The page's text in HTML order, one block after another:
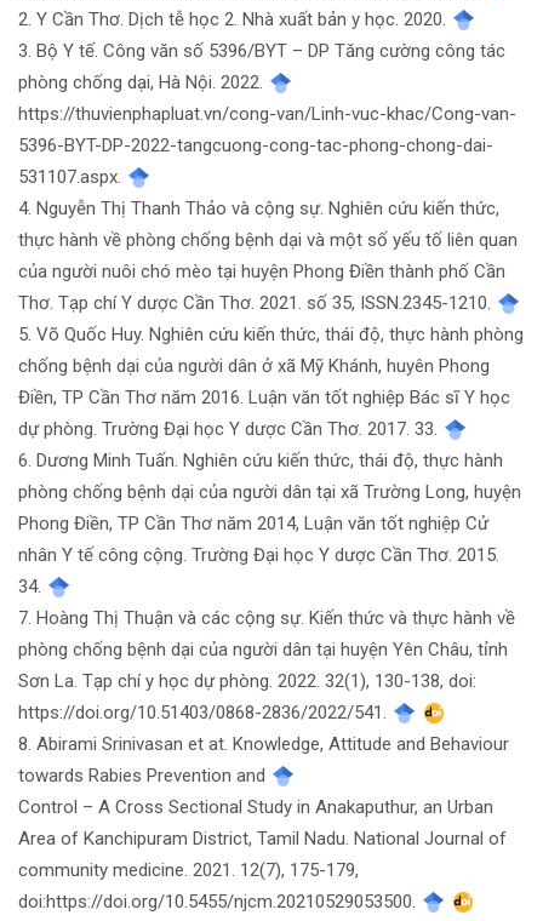
2. Y Cần Thơ. Dịch tễ học 2. Nhà xuất bản y học. 2020.
3. Bộ Y tế. Công văn số 5396/BYT – DP Tăng cường công tác
phòng chống dại, Hà Nội. 2022.
https://thuvienphapluat.vn/cong-van/Linh-vuc-khac/Cong-van-
5396-BYT-DP-2022-tangcuong-cong-tac-phong-chong-dai-
531107.aspx.
4. Nguyễn Thị Thanh Thảo và cộng sự. Nghiên cứu kiến thức,
thực hành về phòng chống bệnh dại và một số yếu tố liên quan
của người nuôi chó mèo tại huyện Phong Điền thành phố Cần
Thơ. Tạp chí Y dược Cần Thơ. 2021. số 35, ISSN.2345-1210.
5. Võ Quốc Huy. Nghiên cứu kiến thức, thái độ, thực hành phòng
chống bệnh dại của người dân ở xã Mỹ Khánh, huyên Phong
Điền, TP Cần Thơ năm 2016. Luận văn tốt nghiệp Bác sĩ Y học
dự phòng. Trường Đại học Y dược Cần Thơ. 2017. 33.
6. Dương Minh Tuấn. Nghiên cứu kiến thức, thái độ, thực hành
phòng chống bệnh dại của người dân tại xã Trường Long, huyện
Phong Điền, TP Cần Thơ năm 2014, Luận văn tốt nghiệp Cử
nhân Y tế công cộng. Trường Đại học Y dược Cần Thơ. 2015.
34.
7. Hoàng Thị Thuận và các cộng sự. Kiến thức và thực hành về
phòng chống bệnh dại của người dân tại huyện Yên Châu, tỉnh
Sơn La. Tạp chí y học dự phòng. 2022. 32(1), 130-138, doi:
https://doi.org/10.51403/0868-2836/2022/541.
8. Abirami Srinivasan et at. Knowledge, Attitude and Behaviour
towards Rabies Prevention and
Control – A Cross Sectional Study in Anakaputhur, an Urban
Area of Kanchipuram District, Tamil Nadu. National Journal of
community medicine. 2021. 12(7), 175-179,
doi:https://doi.org/10.5455/njcm.20210529053500.